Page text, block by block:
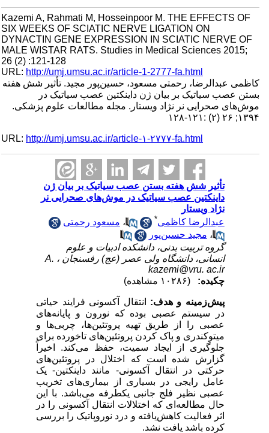
Kazemi A, Rahmati M, Hosseinpoor M. THE EFFECTS OF
SIX WEEKS OF SCIATIC NERVE LIGATION ON
DYNACTIN GENE EXPRESSION IN SCIATIC NERVE OF
MALE WISTAR RATS. Studies in Medical Sciences 2015;
26 (2) :121-128
URL:http://umj.umsu.ac.ir/article-1-2777-fa.html
کاظمی عبدالرضا، رحمتی مسعود، حسین‌پور مجید. تأثیر شش هفته
بستن عصب سیاتیک بر بیان ژن داینکتین عصب سیاتیک در
موش‌های صحرایی نر نژاد ویستار. مجله مطالعات علوم پزشکی.
۱۳۹۴; ۲۶ (۲) :۱۲۱-۱۲۸
URL:http://umj.umsu.ac.ir/article-۱-۲۷۷۷-fa.html
تأثیر شش هفته بستن عصب سیاتیک بر بیان ژن
داینکتین عصب سیاتیک در موش‌های صحرایی نر
نژاد ویستار
عبدالرضا کاظمی
،مسعود رحمتی
،مجید حسین‌پور
گروه تربیت بدنی، دانشکده ادبیات و علوم
انسانی، دانشگاه ولی عصر (عج) رفسنجان ، A.
kazemi@vru. ac.ir
چکیده:
پیش‌زمینه و هدف:انتقال آکسونی فرایند حیاتی
در سیستم عصبی بوده که نورون و پایانه‌های
عصبی را از طریق تهیه پروتئین‌ها، چربی‌ها و
میتوکندری و پاک کردن پروتئین‌های تاخورده برای
جلوگیری از ایجاد سمیت، حفظ می‌کند. اخیراً
گزارش شده است که اختلال در پروتئین‌های
حرکتی در انتقال آکسونی- مانند داینکتین- یک
عامل رایجی در بسیاری از بیماری‌های تخریب
عصبی نظیر فلج جانبی یکطرفه می‌باشد. با این
حال مطالعه‌ای که اختلالات انتقال آکسونی را در
اثر فعالیت کاهش‌یافته و درد نوروپاتیک را بررسی
کرده باشد یافت نشد.